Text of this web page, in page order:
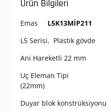
Ürün Bilgileri
Emas
L5K13MİP211
L5 Serisi, Plastik gövde
Ani Hareketli 22 mm
Uç Eleman Tipi :
(22mm)
Duyar blok konstrüksiyonu